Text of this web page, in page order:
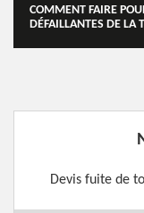
COMMENT FAIRE
DÉFAILLANTES DE LA
Devis fuite de